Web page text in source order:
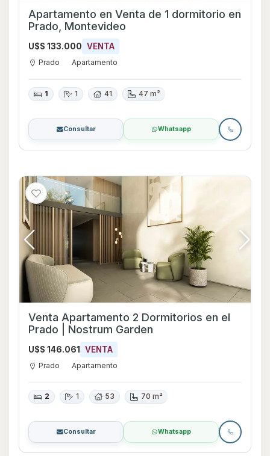
Apartamento en Venta de 1 dormitorio en
Prado, Montevideo
U$S 133.000 VENTA
Prado Apartamento
1 1 41 47 m²
Consultar Whatsapp
Venta Apartamento 2 Dormitorios en el
Prado | Nostrum Garden
U$S 146.061 VENTA
Prado Apartamento
2 1 53 70 m²
Consultar Whatsapp